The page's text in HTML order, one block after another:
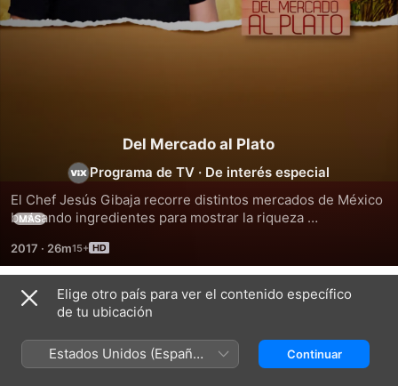
Del Mercado al Plato
Programa de TV · De interés especial
El Chef Jesús Gibaja recorre distintos mercados de México
buscando ingredientes para mostrar la riqueza
invitados que sorprenderán con recetas internacionales.
MÁS
2017 · 26m
Temporada 1
Elige otro país para ver el contenido específico
de tu ubicación
Estados Unidos (Español
México)
Continuar